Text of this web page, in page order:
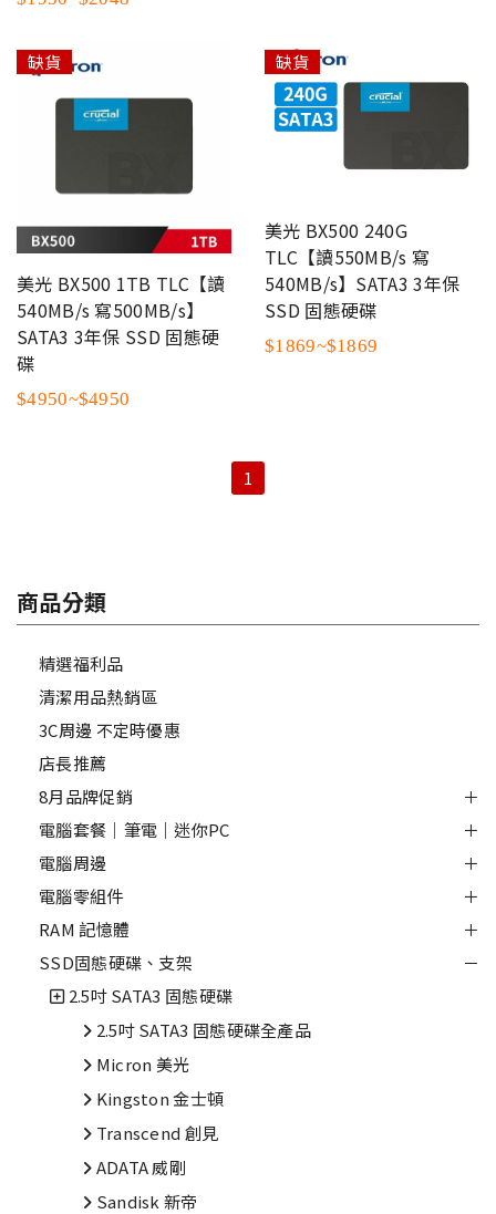
商品分類
精選福利品
清潔用品熱銷區
3C周邊 不定時優惠
店長推薦
8月品牌促銷
電腦套餐｜筆電｜迷你PC
電腦周邊
電腦零組件
RAM 記憶體
SSD固態硬碟、支架
2.5吋 SATA3 固態硬碟
2.5吋 SATA3 固態硬碟全產品
Micron 美光
Kingston 金士頓
Transcend 創見
ADATA 威剛
Sandisk 新帝
缺貨
美光 BX500 1TB TLC【讀
540MB/s 寫500MB/s】
SATA3 3年保 SSD 固態硬
碟
$4950~$4950
缺貨
美光 BX500 240G
TLC【讀550MB/s 寫
540MB/s】SATA3 3年保
SSD 固態硬碟
$1869~$1869
1